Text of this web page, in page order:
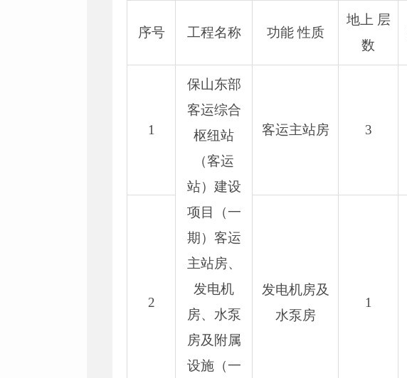
序号 工程名称 功能 性质
地上 层
数
1
保山东部
客运综合
枢纽站
（客运
站）建设
项目（一
期）客运
主站房、
发电机
房、水泵
房及附属
设施（一
客运主站房 3
2
发电机房及
水泵房
1